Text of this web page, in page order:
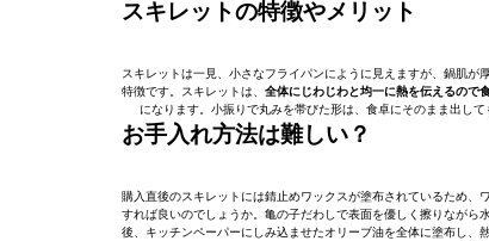
スキレットの特徴やメリット
スキレットは一見、小さなフライパンにように見えますが、鍋肌
特徴です。スキレットは、 全体にじわじわと均一に熱を伝えるので
になります。小振りで丸みを帯びた形は、食卓にそのまま出し
お手入れ方法は難しい？
購入直後のスキレットには錆止めワックスが塗布されているため、
すれば良いのでしょうか。亀の子だわしで表面を優しく擦りながら
後、キッチンペーパーにしみ込ませたオリーブ油を全体に塗布し